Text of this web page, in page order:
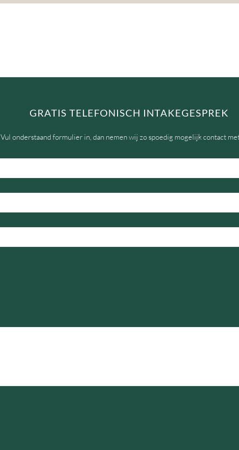
GRATIS TELEFONISCH INTAKEGESPREK
Vul onderstaand formulier in, dan nemen wij zo spoedig mogelijk contact